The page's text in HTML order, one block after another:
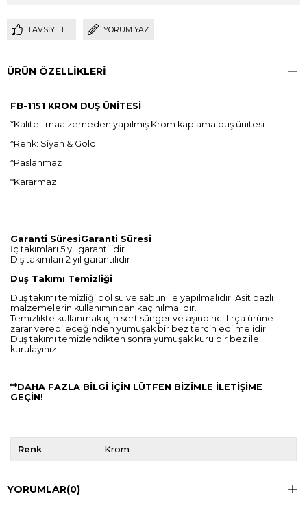
TAVSIYE ET YORUM YAZ
ÜRÜN ÖZELLIKLERI
FB-1151 KROM DUŞ ÜNİTESİ
*Kaliteli maalzemeden yapılmış Krom kaplama duş ünitesi
*Renk: Siyah & Gold
*Paslanmaz
*Kararmaz
Garanti SüresiGaranti Süresi
İç takımları 5 yıl garantilidir
Dış takımları 2 yıl garantilidir
Duş Takımı Temizliği
Duş takımı temizliği bol su ve sabun ile yapılmalıdır. Asit bazlı
malzemelerin kullanımından kaçınılmalıdır.
Temizlikte kullanmak için sert sünger ve aşındırıcı fırça ürüne
zarar verebileceğinden yumuşak bir bez tercih edilmelidir.
Duş takımı temizlendikten sonra yumuşak kuru bir bez ile
kurulayınız.
**DAHA FAZLA BİLGİ İÇİN LÜTFEN BİZİMLE İLETİŞİME
GEÇİN!
Renk Krom
YORUMLAR(0)